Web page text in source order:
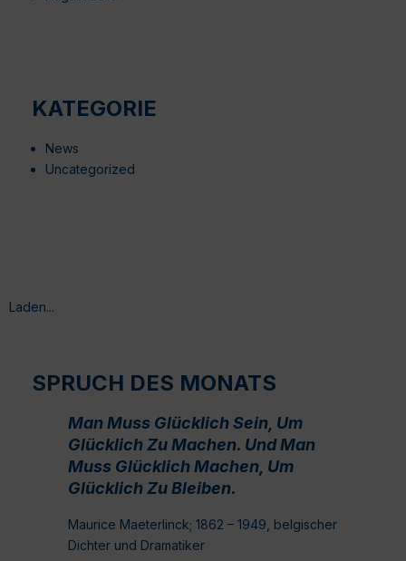
KATEGORIE
News
Uncategorized
Laden...
SPRUCH DES MONATS
Man Muss Glücklich Sein, Um
Glücklich Zu Machen. Und Man
Muss Glücklich Machen, Um
Glücklich Zu Bleiben.
Maurice Maeterlinck; 1862 – 1949, belgischer
Dichter und Dramatiker